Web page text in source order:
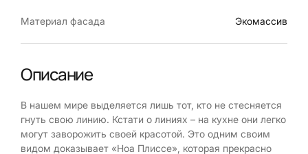
Материал фасада Экомассив
Описание
В нашем мире выделяется лишь тот, кто не стесняется
гнуть свою линию. Кстати о линиях – на кухне они легко
могут заворожить своей красотой. Это одним своим
видом доказывает «Ноа Плиссе», которая прекрасно